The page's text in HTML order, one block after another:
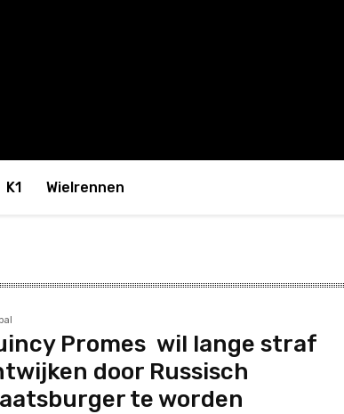
K1 Wielrennen
Promes wil lange straf
door Russisch
te worden